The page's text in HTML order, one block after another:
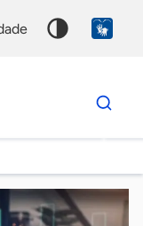
Dados
para
chave